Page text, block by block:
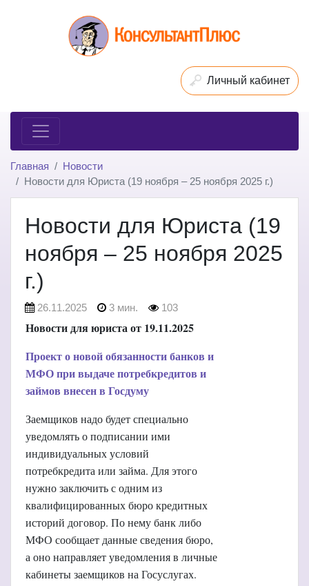
Личный кабинет
Главная
Новости
Новости для Юриста (19 ноября – 25 ноября 2025 г.)
Новости для Юриста (19
ноября – 25 ноября 2025
г.)
26.11.2025 3 мин. 103
Новости для юриста от 19.11.2025
Проект о новой обязанности банков и
МФО при выдаче потребкредитов и
займов внесен в Госдуму
Заемщиков надо будет специально
уведомлять о подписании ими
индивидуальных условий
потребкредита или займа. Для этого
нужно заключить с одним из
квалифицированных бюро кредитных
историй договор. По нему банк либо
МФО сообщает данные сведения бюро,
а оно направляет уведомления в личные
кабинеты заемщиков на Госуслугах.